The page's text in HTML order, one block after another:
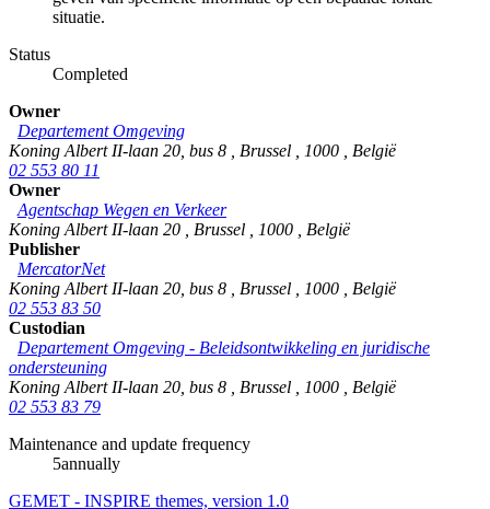
situatie.
Status
Completed
Owner
Departement Omgeving
Koning Albert II-laan 20, bus 8
Brussel 1000
België
02 553 80 11
Owner
Agentschap Wegen en Verkeer
Koning Albert II-laan 20
Brussel 1000
België
Publisher
MercatorNet
Koning Albert II-laan 20, bus 8
Brussel 1000
België
02 553 83 50
Custodian
Departement Omgeving - Beleidsontwikkeling en juridische
ondersteuning
Koning Albert II-laan 20, bus 8
Brussel 1000
België
02 553 83 79
Maintenance and update frequency
5annually
GEMET - INSPIRE themes, version 1.0